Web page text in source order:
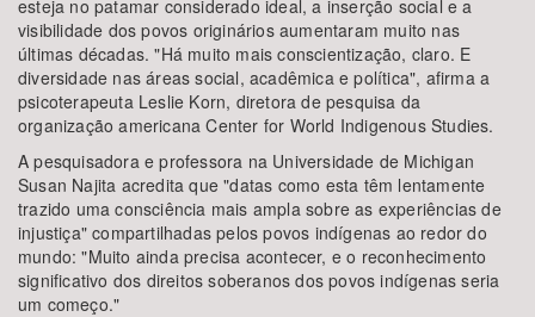
esteja no patamar considerado ideal, a inserção social e a
visibilidade dos povos originários aumentaram muito nas
últimas décadas. "Há muito mais conscientização, claro. E
diversidade nas áreas social, acadêmica e política", afirma a
psicoterapeuta Leslie Korn, diretora de pesquisa da
organização americana Center for World Indigenous Studies.
A pesquisadora e professora na Universidade de Michigan
Susan Najita acredita que "datas como esta têm lentamente
trazido uma consciência mais ampla sobre as experiências de
injustiça" compartilhadas pelos povos indígenas ao redor do
mundo: "Muito ainda precisa acontecer, e o reconhecimento
significativo dos direitos soberanos dos povos indígenas seria
um começo."